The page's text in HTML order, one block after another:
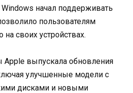
начал поддерживать
пользователям
своих устройствах.
выпускала обновления
улучшенные модели с
дисками и новыми